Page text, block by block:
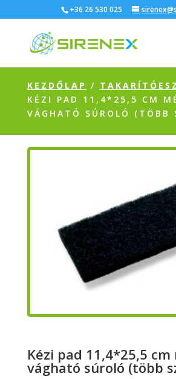
+36 26 530 025
KEZDŐLAP /
KÉZI PAD 11,4*25,5 CM
VÁGHATÓ SÚROLÓ (TÖBB
Kézi pad 11,4*25,5
vágható súroló (több